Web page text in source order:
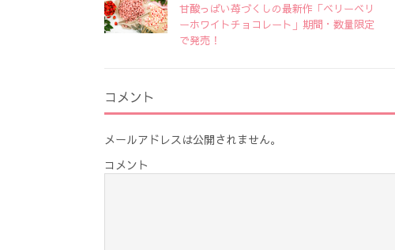
甘酸っぱい苺づくしの最新作「ベリーベリ
ーホワイトチョコレート」期間・数量限定
で発売！
コメント
メールアドレスは公開されません。
コメント